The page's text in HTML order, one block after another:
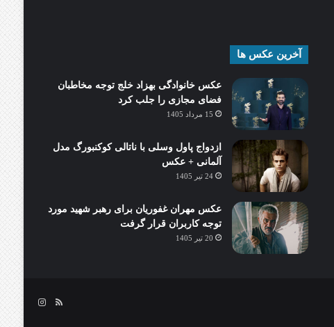
آخرین عکس ها
عکس خانوادگی بهزاد خلج توجه مخاطبان
فضای مجازی را جلب کرد
15 مرداد 1405
ازدواج پاول وسلی با ناتالی کوکنبورگ مدل
آلمانی + عکس
24 تیر 1405
عکس مهران غفوریان برای رهبر شهید مورد
توجه کاربران قرار گرفت
20 تیر 1405
خوراکاینستاگرام